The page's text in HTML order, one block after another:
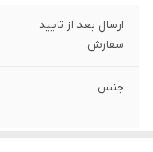
ارسال بعد از تایید
سفارش
جنس